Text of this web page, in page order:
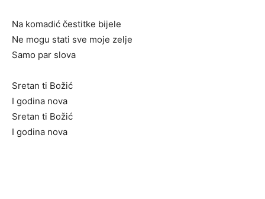
Na komadić čestitke bijele
Ne mogu stati sve moje zelje
Samo par slova
Sretan ti Božić
I godina nova
Sretan ti Božić
I godina nova